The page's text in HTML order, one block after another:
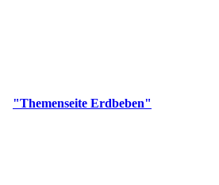
"Themenseite Erdbeben"